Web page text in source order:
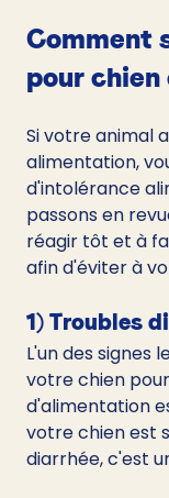
Comment
pour chien
Si votre animal
alimentation,
d'intolérance
passons en
réagir tôt et à
afin d'éviter à
1) Troubles
L'un des signes
votre chien
d'alimentation
votre chien est
diarrhée, c'est